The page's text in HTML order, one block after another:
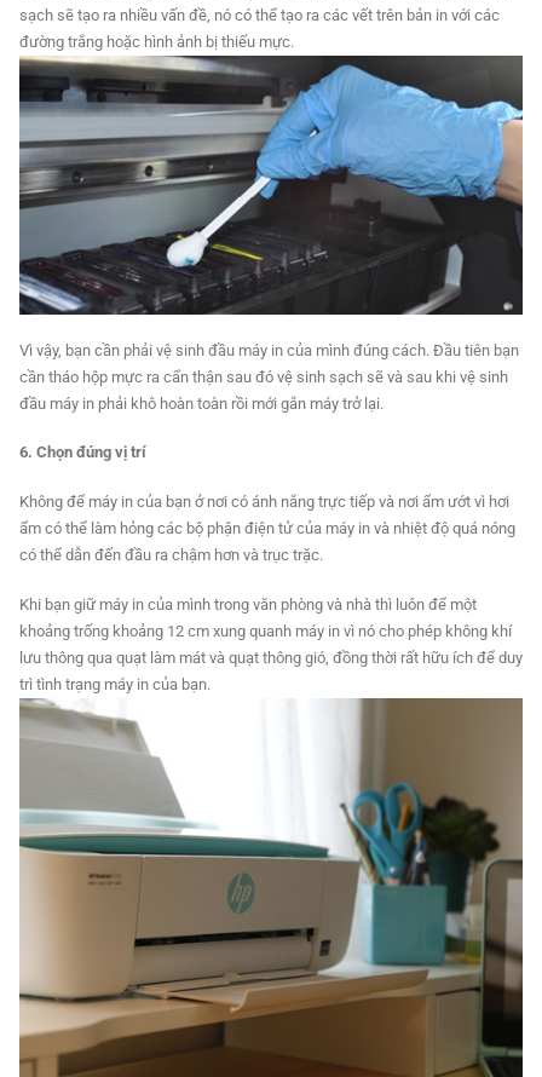
sạch sẽ tạo ra nhiều vấn đề, nó có thể tạo ra các vết trên bản in với các
đường trắng hoặc hình ảnh bị thiếu mực.
Vì vậy, bạn cần phải vệ sinh đầu máy in của mình đúng cách. Đầu tiên bạn
cần tháo hộp mực ra cẩn thận sau đó vệ sinh sạch sẽ và sau khi vệ sinh
đầu máy in phải khô hoàn toàn rồi mới gắn máy trở lại.
6. Chọn đúng vị trí
Không để máy in của bạn ở nơi có ánh nắng trực tiếp và nơi ẩm ướt vì hơi
ẩm có thể làm hỏng các bộ phận điện tử của máy in và nhiệt độ quá nóng
có thể dẫn đến đầu ra chậm hơn và trục trặc.
Khi bạn giữ máy in của mình trong văn phòng và nhà thì luôn để một
khoảng trống khoảng 12 cm xung quanh máy in vì nó cho phép không khí
lưu thông qua quạt làm mát và quạt thông gió, đồng thời rất hữu ích để duy
trì tình trạng máy in của bạn.